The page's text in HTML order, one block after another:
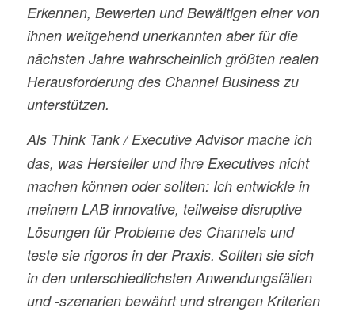
Erkennen, Bewerten und Bewältigen einer von
ihnen weitgehend unerkannten aber für die
nächsten Jahre wahrscheinlich größten realen
Herausforderung des Channel Business zu
unterstützen.
Als Think Tank / Executive Advisormache ich
das, was Hersteller und ihre Executives nicht
machen können oder sollten: Ich entwickle in
meinem LAB innovative, teilweise disruptive
Lösungen für Probleme des Channels und
teste sie rigoros in der Praxis. Sollten sie sich
in den unterschiedlichsten Anwendungsfällen
und -szenarien bewährt und strengen Kriterien